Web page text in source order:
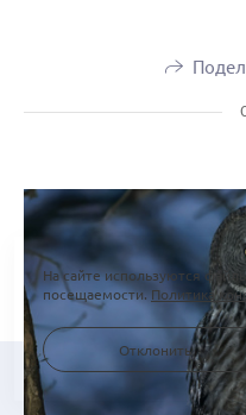
На сайте используются
посещаемости.Политика
Отклонить